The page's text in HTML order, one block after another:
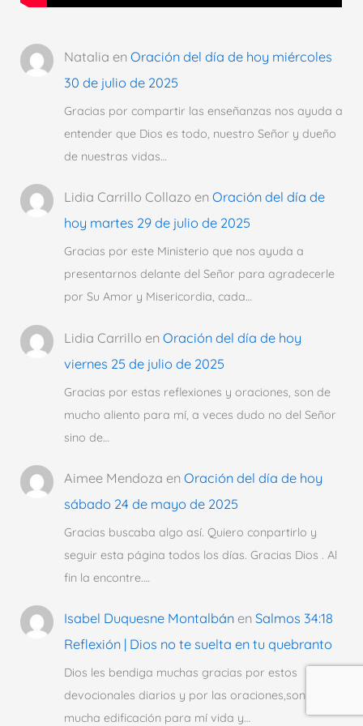
Natalia en Oración del día de hoy miércoles
30 de julio de 2025
Gracias por compartir las enseñanzas nos ayuda a
entender que Dios es todo, nuestro Señor y dueño
de nuestras vidas…
Lidia Carrillo Collazo en Oración del día de
hoy martes 29 de julio de 2025
Gracias por este Ministerio que nos ayuda a
presentarnos delante del Señor para agradecerle
por Su Amor y Misericordia, cada…
Lidia Carrillo en Oración del día de hoy
viernes 25 de julio de 2025
Gracias por estas reflexiones y oraciones, son de
mucho aliento para mí, a veces dudo no del Señor
sino de…
Aimee Mendoza en Oración del día de hoy
sábado 24 de mayo de 2025
Gracias buscaba algo así. Quiero conpartirlo y
seguir esta página todos los días. Gracias Dios . Al
fin la encontre.…
Isabel Duquesne Montalbánen Salmos 34:18
Reflexión | Dios no te suelta en tu quebranto
Dios les bendiga muchas gracias por estos
devocionales diarios y por las oraciones,son de
mucha edificación para mí vida y…